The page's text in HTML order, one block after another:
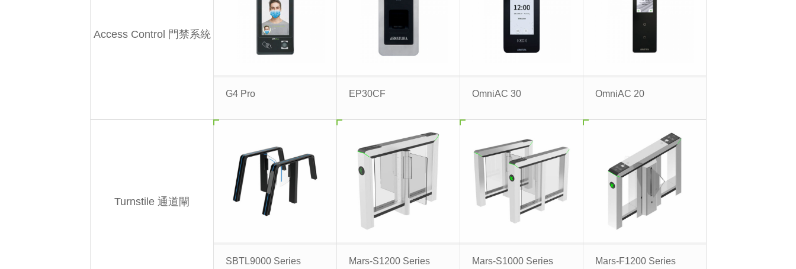
Access Control 門禁系統
G4 Pro EP30CF OmniAC 30 OmniAC 20
Turnstile 通道閘
SBTL9000 Series Mars-S1200 Series Mars-S1000 Series Mars-F1200 Series